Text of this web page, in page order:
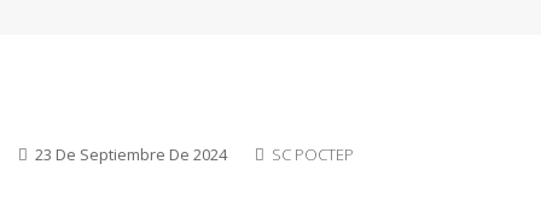
23 De Septiembre De 2024 SC POCTEP